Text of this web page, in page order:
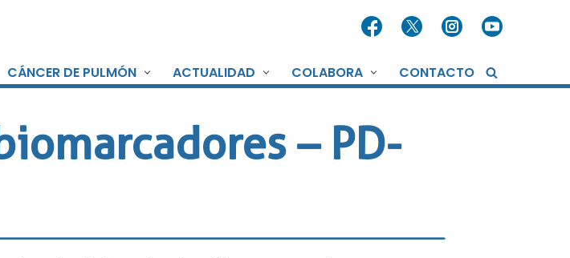
CÁNCER DE PULMÓN ACTUALIDAD COLABORA CONTACTO
– PD-